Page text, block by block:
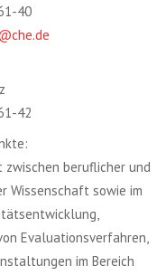
40
42
beruflicher und
Wissenschaft sowie im
Evaluationsverfahren,
im Bereich